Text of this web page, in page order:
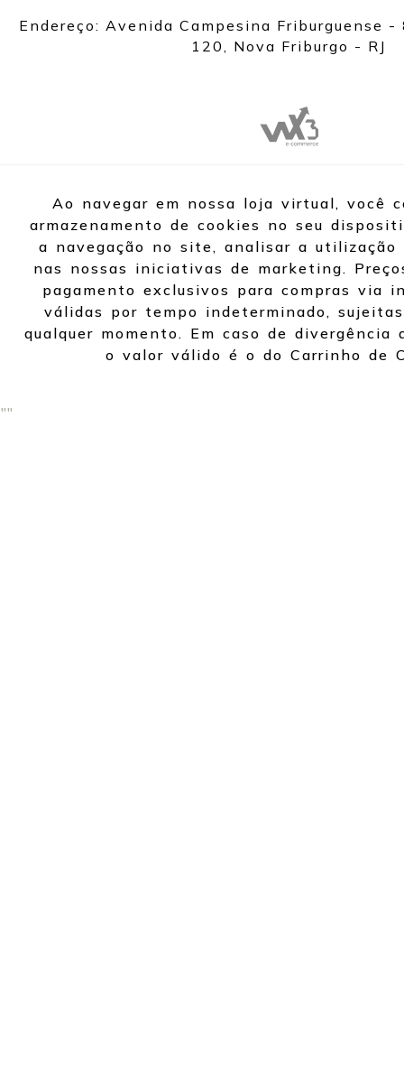
Endereço: Avenida Campesina Friburguense
120, Nova Friburgo - RJ
Ao navegar em nossa loja virtual, você
armazenamento de cookies no seu
a navegação no site, analisar a
nas nossas iniciativas de marketing.
pagamento exclusivos para compras via
válidas por tempo indeterminado,
qualquer momento. Em caso de divergência
o valor válido é o do Carrinho de
""